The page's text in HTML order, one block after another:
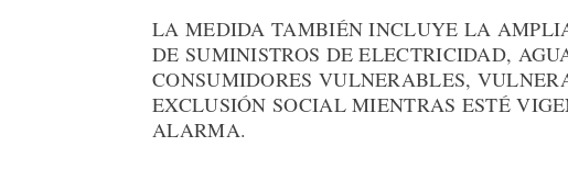
LA MEDIDA TAMBIÉN INCLUYE LA
DE SUMINISTROS DE ELECTRICIDAD,
CONSUMIDORES VULNERABLES,
EXCLUSIÓN SOCIAL MIENTRAS ESTÉ
ALARMA.